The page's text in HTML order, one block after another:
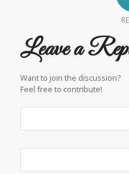
Leave a
Want to join the discussion?
Feel free to contribute!